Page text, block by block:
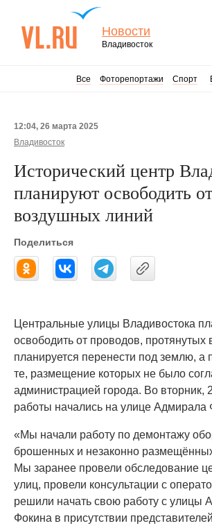
Новости
Владивосток
Все Фоторепортажи Спорт
12:04, 26 марта 2025
Владивосток
Исторический центр
планируют освободить от
воздушных линий
Поделиться
Центральные улицы Владивостока
освободить от проводов, протянутых
планируется перенести под землю, а
те, размещение которых не было
администрацией города. Во вторник,
работы начались на улице Адмирала
«Мы начали работу по демонтажу
брошенных и незаконно
Мы заранее провели обследование
улиц, провели консультации с
решили начать свою работу с улицы
Фокина в присутствии